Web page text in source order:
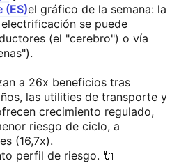
(ES)el gráfico de la semana: la
se puede
(el "cerebro") o vía
a 26x beneficios tras
las utilities de transporte y
crecimiento regulado,
riesgo de ciclo, a
(16,7x).
perfil de riesgo. 🔌